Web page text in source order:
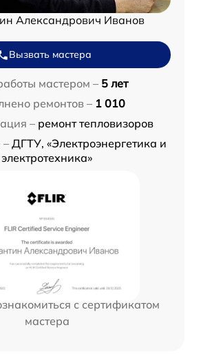
Александрович Иванов
Вызвать мастера
мастером – 5 лет
ремонтов – 1 010
– ремонт тепловизоров
ДГТУ, «Электроэнергетика и
электротехника»
с сертификатом
мастера